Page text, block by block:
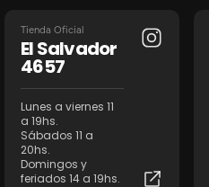
Tienda Oficial
El Salvador
4657
Lunes a viernes 11
a 19hs.
Sábados 11 a
20hs.
Domingos y
feriados 14 a 19hs.